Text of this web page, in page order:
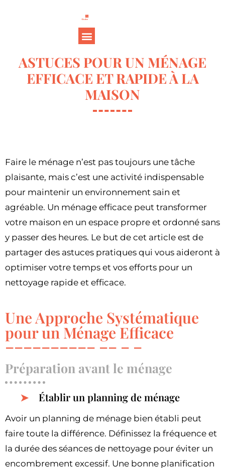
ASTUCES POUR UN MÉNAGE
EFFICACE ET RAPIDE À LA
MAISON
Faire le ménage n’est pas toujours une tâche
plaisante, mais c’est une activité indispensable
pour maintenir un environnement sain et
agréable. Un ménage efficace peut transformer
votre maison en un espace propre et ordonné sans
y passer des heures. Le but de cet article est de
partager des astuces pratiques qui vous aideront à
optimiser votre temps et vos efforts pour un
nettoyage rapide et efficace.
Une Approche Systématique
pour un Ménage Efficace
Préparation avant le ménage
Établir un planning de ménage
Avoir un planning de ménage bien établi peut
faire toute la différence. Définissez la fréquence et
la durée des séances de nettoyage pour éviter un
encombrement excessif. Une bonne planification